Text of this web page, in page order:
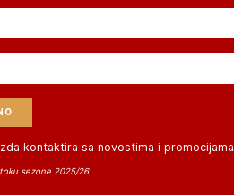
kontaktira sa novostima i promocijama
toku sezone 2025/26